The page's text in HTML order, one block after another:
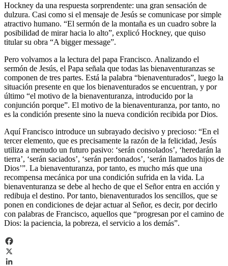
Hockney da una respuesta sorprendente: una gran sensación de
dulzura. Casi como si el mensaje de Jesús se comunicase por simple
atractivo humano. “El sermón de la montaña es un cuadro sobre la
posibilidad de mirar hacia lo alto”, explicó Hockney, que quiso
titular su obra “A bigger message”.
Pero volvamos a la lectura del papa Francisco. Analizando el
sermón de Jesús, el Papa señala que todas las bienaventuranzas se
componen de tres partes. Está la palabra “bienaventurados”, luego la
situación presente en que los bienaventurados se encuentran, y por
último “el motivo de la bienaventuranza, introducido por la
conjunción porque”. El motivo de la bienaventuranza, por tanto, no
es la condición presente sino la nueva condición recibida por Dios.
Aquí Francisco introduce un subrayado decisivo y precioso: “En el
tercer elemento, que es precisamente la razón de la felicidad, Jesús
utiliza a menudo un futuro pasivo: ‘serán consolados’, ‘heredarán la
tierra’, ‘serán saciados’, ‘serán perdonados’, ‘serán llamados hijos de
Dios’”. La bienaventuranza, por tanto, es mucho más que una
recompensa mecánica por una condición sufrida en la vida. La
bienaventuranza se debe al hecho de que el Señor entra en acción y
redibuja el destino. Por tanto, bienaventurados los sencillos, que se
ponen en condiciones de dejar actuar al Señor, es decir, por decirlo
con palabras de Francisco, aquellos que “progresan por el camino de
Dios: la paciencia, la pobreza, el servicio a los demás”.
Facebook
X